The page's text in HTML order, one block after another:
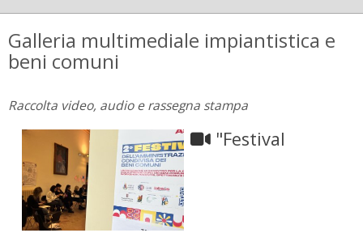
Galleria multimediale impiantistica e
beni comuni
Raccolta video, audio e rassegna stampa
"Festival